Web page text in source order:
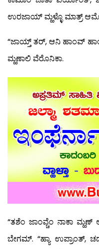
ಉರಜಾಯ್ ಮ್ಹಳ್ಳೊ ಮಾತ್ರ್
“ಜಾಯ್ತ್ ತರ್, ಆನಿ ಹಾಂವ್
ಮ್ಹಣಾಲಿ ವೆರೊನಿಕಾ.
“ತಶೆಂ ಜಾಂವ್ಚೆಂ ನಾಕಾ
ಬೇಗಮ್. “ಹ್ಯಾ ಉಪ್ರಾಂತ್,